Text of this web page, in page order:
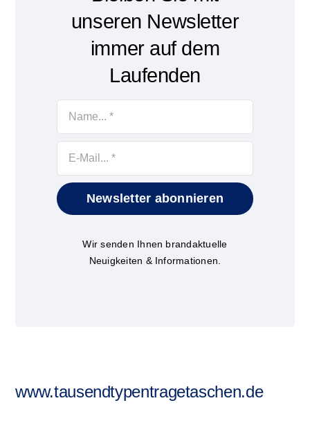
unseren Newsletter
immer auf dem
Laufenden
Newsletter abonnieren
Wir senden Ihnen brandaktuelle
Neuigkeiten & Informationen.
www.tausendtypentragetaschen.de